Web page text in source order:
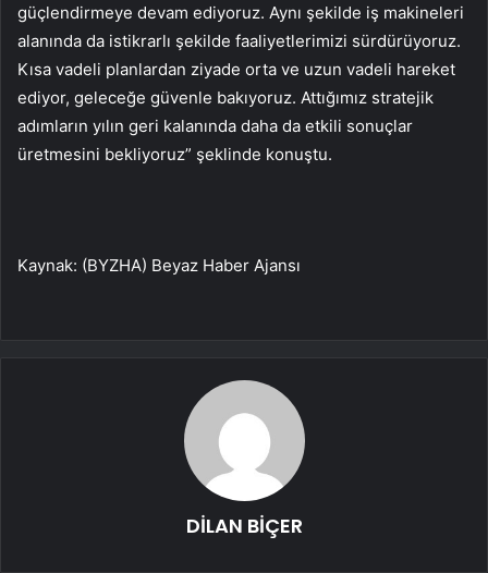
güçlendirmeye devam ediyoruz. Aynı şekilde iş makineleri
alanında da istikrarlı şekilde faaliyetlerimizi sürdürüyoruz.
Kısa vadeli planlardan ziyade orta ve uzun vadeli hareket
ediyor, geleceğe güvenle bakıyoruz. Attığımız stratejik
adımların yılın geri kalanında daha da etkili sonuçlar
üretmesini bekliyoruz” şeklinde konuştu.
Kaynak: (BYZHA) Beyaz Haber Ajansı
DİLAN BİÇER